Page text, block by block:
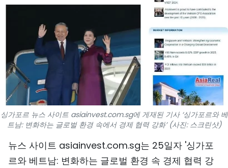
과학기술
여행
세계
사진
비디오
인포그래픽
싱가포르 뉴스 사이트 asiainvest.com.sg에 게재된 기사 ‘싱가포르와 베
트남: 변화하는 글로벌 환경 속에서 경제 협력 강화’ (사진: 스크린샷)
뉴스 사이트 asiainvest.com.sg는 25일자 '싱가포
르와 베트남: 변화하는 글로벌 환경 속 경제 협력 강